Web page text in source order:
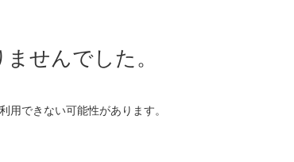
せんでした。
用できない可能性があります。